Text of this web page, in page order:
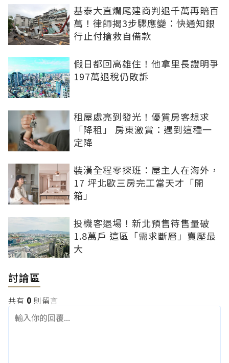
基泰大直爛尾建商判退千萬再賠百
萬！律師揭3步驟應變：快通知銀
行止付搶救自備款
假日都回高雄住！他拿里長證明爭
197萬退稅仍敗訴
租屋處亮到發光！優質房客想求
「降租」 房東激賞：遇到這種一
定降
裝潢全程零探班：屋主人在海外，
17 坪北歐三房完工當天才「開
箱」
投機客退場！新北預售待售量破
1.8萬戶 這區「需求斷層」賣壓最
大
討論區
共有 0 則留言